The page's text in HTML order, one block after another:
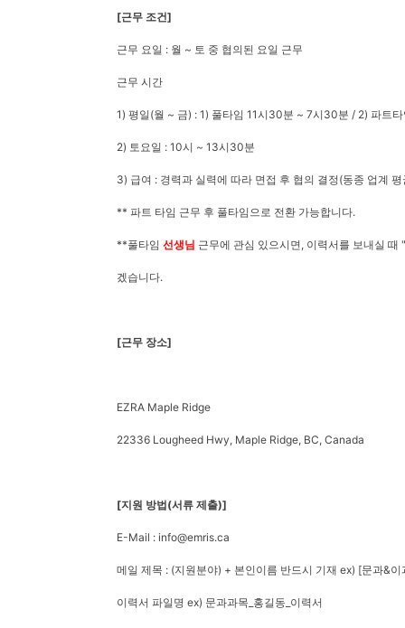
[근무 조건]
근무 요일 : 월 ~ 토 중 협의된 요일 근무
근무 시간
1) 평일(월 ~ 금) : 1) 풀타임 11시30분 ~ 7시30분 / 2) 파트
2) 토요일 : 10시 ~ 13시30분
3) 급여 : 경력과 실력에 따라 면접 후 협의 결정(동종 업계
** 파트 타임 근무 후 풀타임으로 전환 가능합니다.
**풀타임 선생님 근무에 관심 있으시면, 이력서를 보내실
겠습니다.
[근무 장소]
EZRA Maple Ridge
22336 Lougheed Hwy, Maple Ridge, BC, Canada
[지원 방법(서류 제출)]
E-Mail : info@emris.ca
메일 제목 : (지원분야) + 본인이름 반드시 기재 ex) [문과&
이력서 파일명 ex) 문과과목_홍길동_이력서